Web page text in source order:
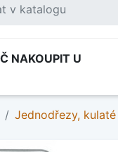
NAKOUPIT U
Jednodřezy,